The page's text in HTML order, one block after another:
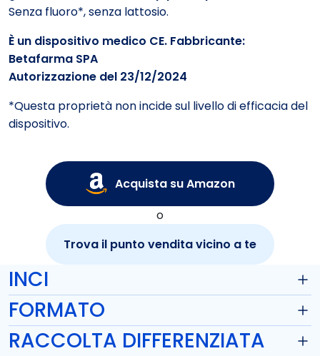
Senza fluoro*, senza lattosio.
È un dispositivo medico CE. Fabbricante:
Betafarma SPA
Autorizzazione del 23/12/2024
*Questa proprietà non incide sul livello di efficacia del
dispositivo.
Acquista su Amazon
o
Trova il punto vendita vicino a te
INCI
FORMATO
RACCOLTA DIFFERENZIATA